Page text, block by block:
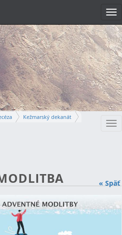
Kežmarský dekanát
« Späť